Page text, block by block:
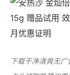
下载干净清爽无广